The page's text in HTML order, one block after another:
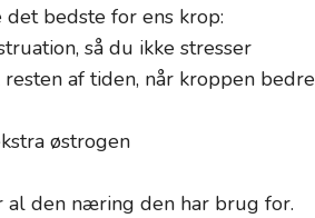
bedste for ens krop:
så du ikke stresser
af tiden, når kroppen bedre
østrogen
al den næring den har brug for.